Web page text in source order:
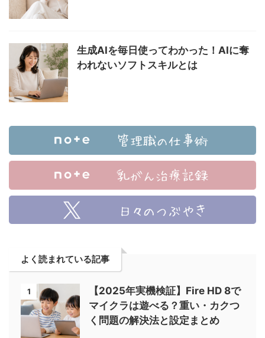
生成AIを毎日使ってわかった！AIに奪
われないソフトスキルとは
よく読まれている記事
1
【2025年実機検証】Fire HD 8で
マイクラは遊べる？重い・カクつ
く問題の解決法と設定まとめ